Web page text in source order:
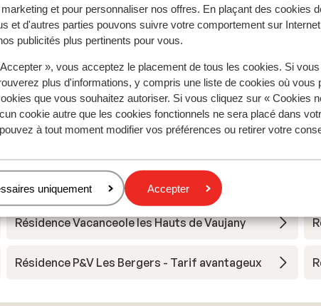
et pour personnaliser nos offres. En plaçant des cookies
et d'autres parties pouvons suivre votre comportement sur
publicités plus pertinents pour vous.
», vous acceptez le placement de tous les cookies. Si
plus d'informations, y compris une liste de cookies où vous
que vous souhaitez autoriser. Si vous cliquez sur « Cookies
cookie autre que les cookies fonctionnels ne sera placé dans
à tout moment modifier vos préférences ou retirer votre
uniquement Accepter
Domaine Ski
Hotel Au Chamois d'Or
Chalet Marguerite
Résidence Vacanceole les Hauts de Vaujany
Résidence P&V Les Bergers - Tarif avantageux